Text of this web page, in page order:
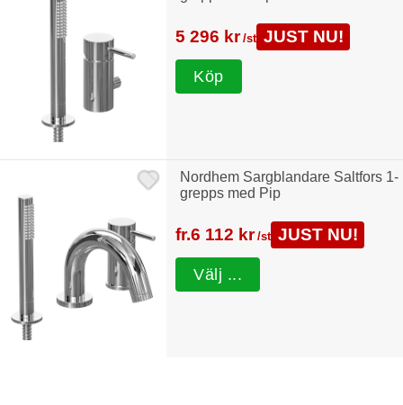
5 296 kr /st JUST NU!
Köp
Nordhem Sargblandare Saltfors 1-
grepps med Pip
fr.6 112 kr /st JUST NU!
Välj ...